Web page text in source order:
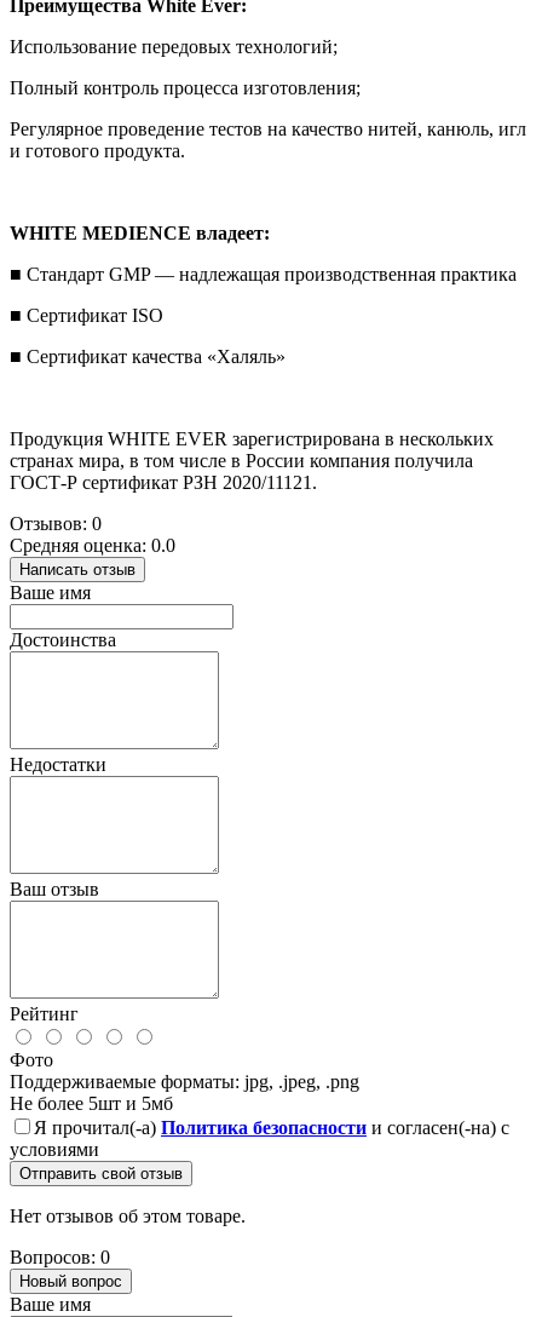
Преимущества White Ever:
Использование передовых технологий;
Полный контроль процесса изготовления;
Регулярное проведение тестов на качество нитей, канюль, игл
и готового продукта.
WHITE MEDIENCE владеет:
■ Стандарт GMP — надлежащая производственная практика
■ Сертификат ISO
■ Сертификат качества «Халяль»
Продукция WHITE EVER зарегистрирована в нескольких
странах мира, в том числе в России компания получила
ГОСТ-Р сертификат РЗН 2020/11121.
Отзывов: 0
Средняя оценка: 0.0
Написать отзыв
Ваше имя
Достоинства
Недостатки
Ваш отзыв
Рейтинг
Фото
Поддерживаемые форматы: jpg, .jpeg, .png
Не более 5шт и 5мб
Я прочитал(-а) Политика безопасности и согласен(-на) с
условиями
Отправить свой отзыв
Нет отзывов об этом товаре.
Вопросов: 0
Новый вопрос
Ваше имя